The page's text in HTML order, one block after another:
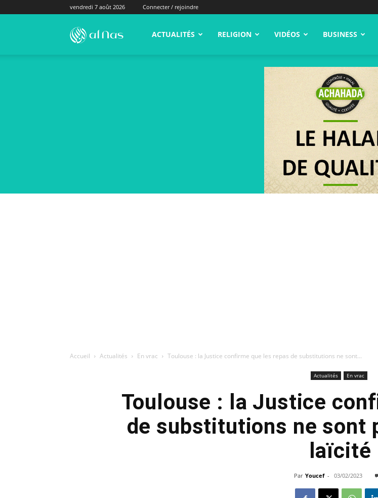
vendredi 7 août 2026 Connecter / rejoindre
alNas.fr ACTUALITÉS RELIGION VIDÉOS BUSINESS
Accueil Actualités En vrac Toulouse : la Justice confirme que les repas de substitutions ne sont...
Actualités En vrac
Toulouse : la Justice
de substitutions ne sont
laïcité
Par Youcef - 03/02/2023